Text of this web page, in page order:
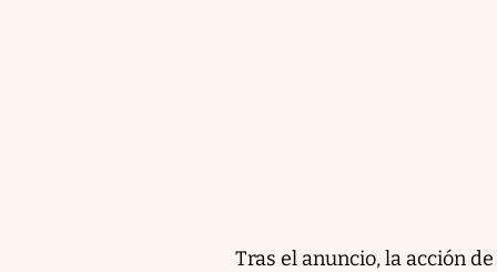
Tras el anuncio, la acción de